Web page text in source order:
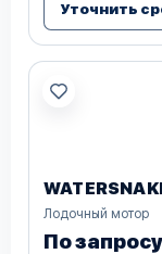
Уточнить
Лодочный мотор
По запросу